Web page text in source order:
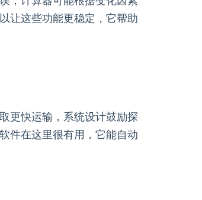
让这些功能更稳定，它帮助
更快运输，系统设计鼓励探
件在这里很有用，它能自动